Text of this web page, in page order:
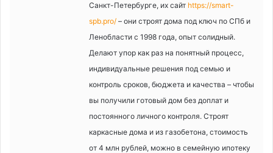
Санкт-Петербурге, их сайт https://smart-
spb.pro/ – они строят дома под ключ по СПб и
Ленобласти с 1998 года, опыт солидный.
Делают упор как раз на понятный процесс,
индивидуальные решения под семью и
контроль сроков, бюджета и качества – чтобы
вы получили готовый дом без доплат и
постоянного личного контроля. Строят
каркасные дома и из газобетона, стоимость
от 4 млн рублей, можно в семейную ипотеку